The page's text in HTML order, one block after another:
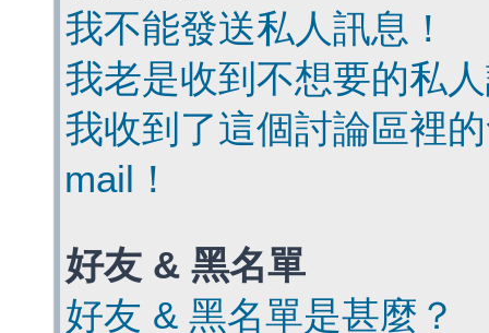
我不能發送私人訊息！
我老是收到不想要的私
我收到了這個討論區裡
mail！
好友 & 黑名單
好友 & 黑名單是甚麼？